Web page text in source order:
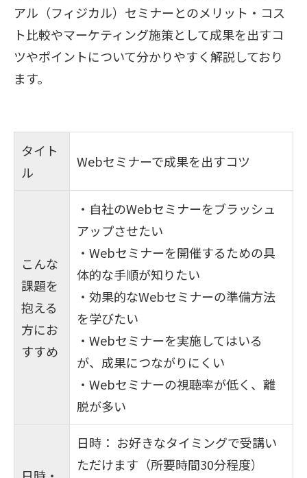
アル（フィジカル）セミナーとのメリット・コス
ト比較やマーケティング施策として成果を出すコ
ツやポイントについて分かりやすく解説しており
ます。
タイト
ル
Webセミナーで成果を出すコツ
こんな
課題を
抱える
方にお
すすめ
・自社のWebセミナーをブラッシュ
アップさせたい
・Webセミナーを開催するための具
体的な手順が知りたい
・効果的なWebセミナーの準備方法
を学びたい
・Webセミナーを実施してはいる
が、成果につながりにくい
・Webセミナーの視聴率が低く、離
脱が多い
日時： お好きなタイミングで受講い
ただけます（所要時間30分程度）